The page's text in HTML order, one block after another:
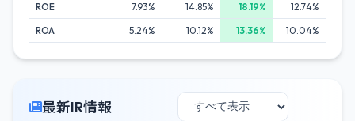
ROE 7.93% 14.85% 18.19%
12.74%
ROA
5.24% 10.12% 13.36% 10.04%
最新IR情報